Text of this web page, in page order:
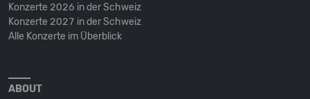
Konzerte 2026 in der Schweiz
Konzerte 2027 in der Schweiz
Alle Konzerte im Überblick
ABOUT